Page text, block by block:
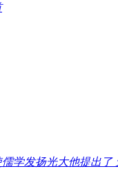
学发扬光大他提出